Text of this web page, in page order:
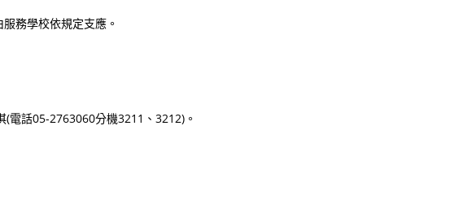
務學校依規定支應。
電話05-2763060分機3211、3212)。